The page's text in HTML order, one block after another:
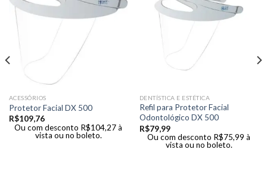
ACESSÓRIOS
Protetor Facial DX 500
R$109,76
Ou com desconto R$104,27à
vista ou no boleto.
DENTÍSTICA E ESTÉTICA
Refil para Protetor Facial
Odontológico DX 500
R$79,99
Ou com desconto R$75,99 à
vista ou no boleto.